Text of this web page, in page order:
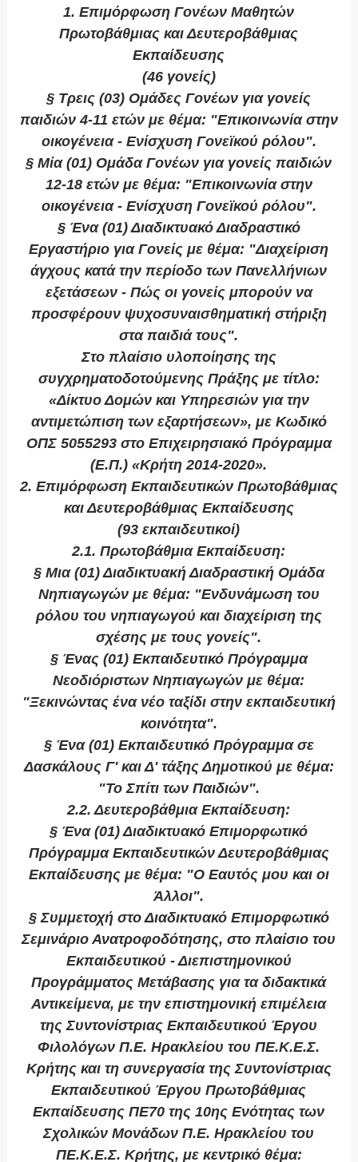
1. Επιμόρφωση Γονέων Μαθητών
Πρωτοβάθμιας και Δευτεροβάθμιας
Εκπαίδευσης
(46 γονείς)
§ Τρεις (03) Ομάδες Γονέων για γονείς
παιδιών 4-11 ετών με θέμα: "Επικοινωνία στην
οικογένεια - Ενίσχυση Γονεϊκού ρόλου".
§ Μία (01) Ομάδα Γονέων για γονείς παιδιών
12-18 ετών με θέμα: "Επικοινωνία στην
οικογένεια - Ενίσχυση Γονεϊκού ρόλου".
§ Ένα (01) Διαδικτυακό Διαδραστικό
Εργαστήριο για Γονείς με θέμα: "Διαχείριση
άγχους κατά την περίοδο των Πανελλήνιων
εξετάσεων - Πώς οι γονείς μπορούν να
προσφέρουν ψυχοσυναισθηματική στήριξη
στα παιδιά τους".
Στο πλαίσιο υλοποίησης της
συγχρηματοδοτούμενης Πράξης με τίτλο:
«Δίκτυο Δομών και Υπηρεσιών για την
αντιμετώπιση των εξαρτήσεων», με Κωδικό
ΟΠΣ 5055293 στο Επιχειρησιακό Πρόγραμμα
(Ε.Π.) «Κρήτη 2014-2020».
2. Επιμόρφωση Εκπαιδευτικών Πρωτοβάθμιας
και Δευτεροβάθμιας Εκπαίδευσης
(93 εκπαιδευτικοί)
2.1. Πρωτοβάθμια Εκπαίδευση:
§ Μια (01) Διαδικτυακή Διαδραστική Ομάδα
Νηπιαγωγών με θέμα: "Ενδυνάμωση του
ρόλου του νηπιαγωγού και διαχείριση της
σχέσης με τους γονείς".
§ Ένας (01) Εκπαιδευτικό Πρόγραμμα
Νεοδιόριστων Νηπιαγωγών με θέμα:
"Ξεκινώντας ένα νέο ταξίδι στην εκπαιδευτική
κοινότητα".
§ Ένα (01) Εκπαιδευτικό Πρόγραμμα σε
Δασκάλους Γ' και Δ' τάξης Δημοτικού με θέμα:
"Το Σπίτι των Παιδιών".
2.2. Δευτεροβάθμια Εκπαίδευση:
§ Ένα (01) Διαδικτυακό Επιμορφωτικό
Πρόγραμμα Εκπαιδευτικών Δευτεροβάθμιας
Εκπαίδευσης με θέμα: "Ο Εαυτός μου και οι
Άλλοι".
§ Συμμετοχή στο Διαδικτυακό Επιμορφωτικό
Σεμινάριο Ανατροφοδότησης, στο πλαίσιο του
Εκπαιδευτικού - Διεπιστημονικού
Προγράμματος Μετάβασης για τα διδακτικά
Αντικείμενα, με την επιστημονική επιμέλεια
της Συντονίστριας Εκπαιδευτικού Έργου
Φιλολόγων Π.Ε. Ηρακλείου του ΠΕ.Κ.Ε.Σ.
Κρήτης και τη συνεργασία της Συντονίστριας
Εκπαιδευτικού Έργου Πρωτοβάθμιας
Εκπαίδευσης ΠΕ70 της 10ης Ενότητας των
Σχολικών Μονάδων Π.Ε. Ηρακλείου του
ΠΕ.Κ.Ε.Σ. Κρήτης, με κεντρικό θέμα: